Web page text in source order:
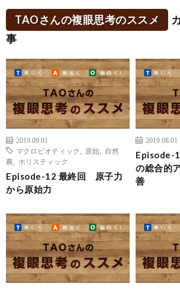
TAOさんの複眼思考のススメ
事
2019.09.01
マクロビオティック
原始
自然
農
ホリスティック
Episode-12 最終回 原子力
から原始力
2019.08.01
Episode-
の総合的
善